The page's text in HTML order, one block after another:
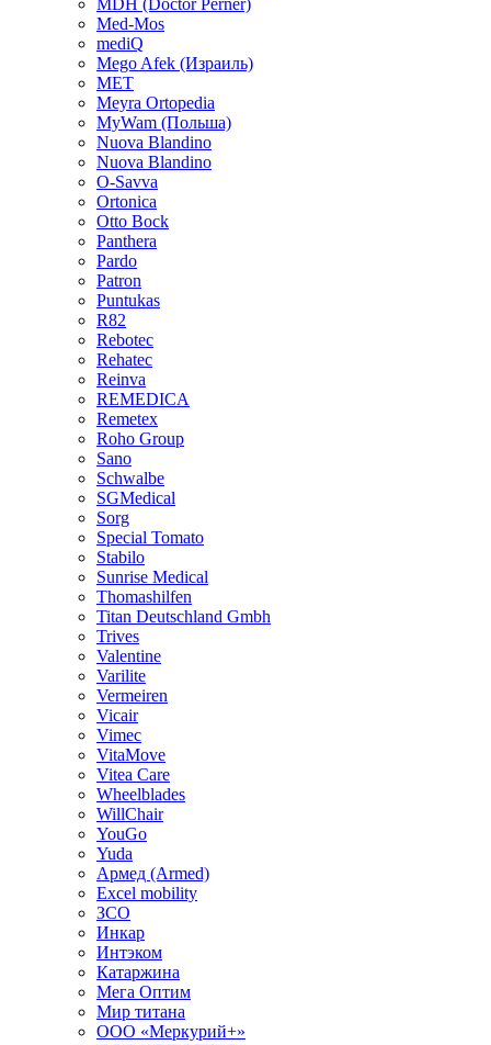
MDH (Doctor Perner)
Med-Mos
mediQ
Mego Afek (Израиль)
MET
Meyra Ortopedia
MyWam (Польша)
Nuova Blandino
Nuova Blandino
O-Savva
Ortonica
Otto Bock
Panthera
Pardo
Patron
Puntukas
R82
Rebotec
Rehatec
Reinva
REMEDICA
Remetex
Roho Group
Sano
Schwalbe
SGMedical
Sorg
Special Tomato
Stabilo
Sunrise Medical
Thomashilfen
Titan Deutschland Gmbh
Trives
Valentine
Varilite
Vermeiren
Vicair
Vimec
VitaMove
Vitea Care
Wheelblades
WillChair
YouGo
Yuda
Армед (Armed)
Еxcel mobility
ЗСО
Инкар
Интэком
Катаржина
Мега Оптим
Мир титана
ООО «Меркурий+»